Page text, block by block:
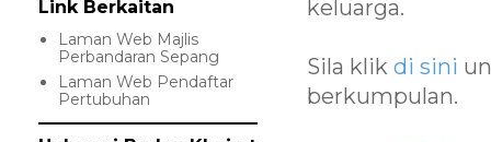
keluarga.
Sila klik di sini
berkumpulan.
Link Berkaitan
Laman Web Majlis
Perbandaran Sepang
Laman Web Pendaftar
Pertubuhan